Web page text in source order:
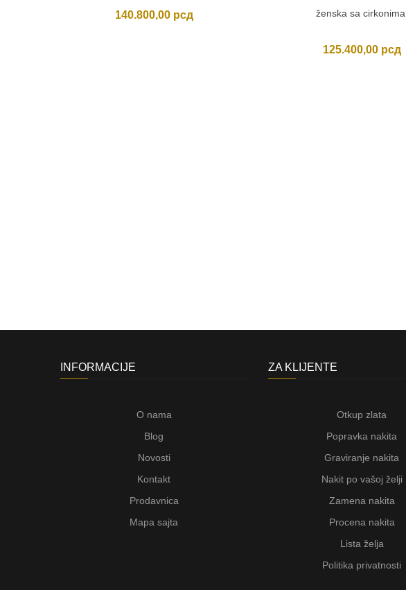
140.800,00 рсд
ženska sa cirkonima.
125.400,00 рсд
INFORMACIJE
O nama
Blog
Novosti
Kontakt
Prodavnica
Mapa sajta
ZA KLIJENTE
Otkup zlata
Popravka nakita
Graviranje nakita
Nakit po vašoj želji
Zamena nakita
Procena nakita
Lista želja
Politika privatnosti